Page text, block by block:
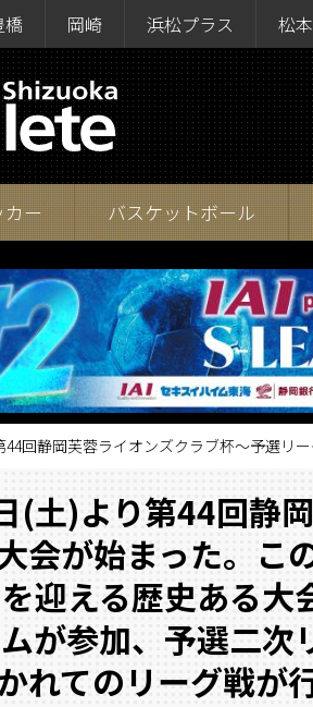
橋 岡崎 浜松プラス 松
ー バスケットボール
44回静岡芙蓉ライオンズクラブ杯〜予選リ
(土)より第44回静
会が始まった。こ
迎える歴史ある大
が参加、予選二次
れてのリーグ戦が